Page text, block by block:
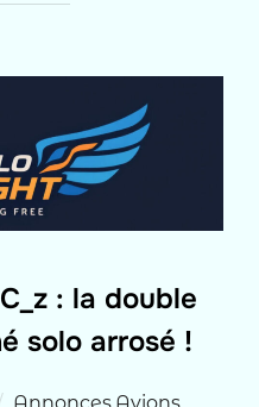
: la double
solo arrosé !